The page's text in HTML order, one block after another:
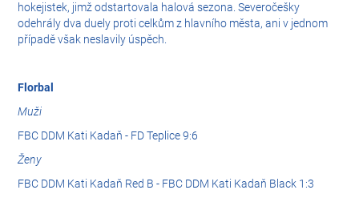
hokejistek, jimž odstartovala halová sezona. Severočešky
odehrály dva duely proti celkům z hlavního města, ani v jednom
případě však neslavily úspěch.
Florbal
Muži
FBC DDM Kati Kadaň - FD Teplice 9:6
Ženy
FBC DDM Kati Kadaň Red B - FBC DDM Kati Kadaň Black 1:3